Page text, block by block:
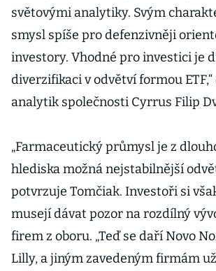
světovými analytiky. Svým
smysl spíše pro defenzivněji
investory. Vhodné pro investici je
diverzifikaci v odvětví formou
analytik společnosti Cyrrus Filip
„Farmaceutický průmysl je z
hlediska možná nejstabilnější
potvrzuje Tomčiak. Investoři si
musejí dávat pozor na rozdílný
firem z oboru. „Teď se daří Novo
Lilly, a jiným zavedeným firmám